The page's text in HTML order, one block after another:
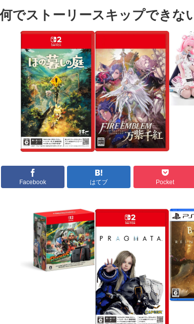
何でストーリースキップできな
Facebook はてブ Pocket